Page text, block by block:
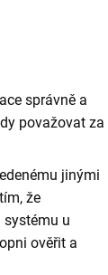
správně a
považovat za
jinými
že
u
ověřit a